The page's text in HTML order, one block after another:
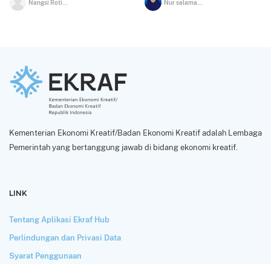
Kementerian Ekonomi Kreatif/Badan Ekonomi Kreatif adalah Lembaga
Pemerintah yang bertanggung jawab di bidang ekonomi kreatif.
LINK
Tentang Aplikasi Ekraf Hub
Perlindungan dan Privasi Data
Syarat Penggunaan